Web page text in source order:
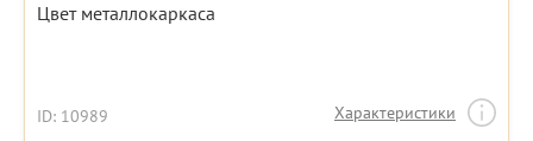
Цвет металлокаркаса
ID: 10989 Характеристики